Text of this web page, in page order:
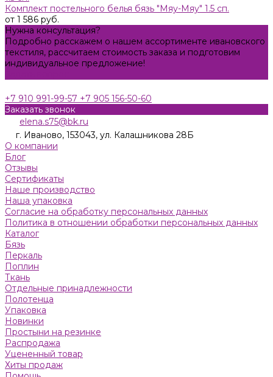
Комплект постельного белья бязь "Мяу-Мяу" 1.5 сп.
от 1 586 руб.
Нужна консультация?
Подробно расскажем о нашем ассортименте ивановского
текстиля, рассчитаем стоимость заказа и подготовим
индивидуальное предложение!
+7 910 991-99-57 +7 905 156-50-60
Заказать звонок
elena.s75@bk.ru
г. Иваново, 153043, ул. Калашникова 28Б
О компании
Блог
Отзывы
Сертификаты
Наше производство
Наша упаковка
Согласие на обработку персональных данных
Политика в отношении обработки персональных данных
Каталог
Бязь
Пeркaль
Поплин
Ткань
Отдельные принадлежности
Полотенца
Упаковка
Новинки
Простыни на резинке
Распродажа
Уцененный товар
Хиты продаж